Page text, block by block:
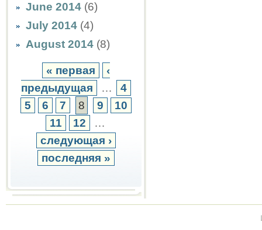
June 2014 (6)
July 2014 (4)
August 2014 (8)
« первая
‹
предыдущая
…
4
5
6 7 8 9
10
11
12
…
следующая ›
последняя »